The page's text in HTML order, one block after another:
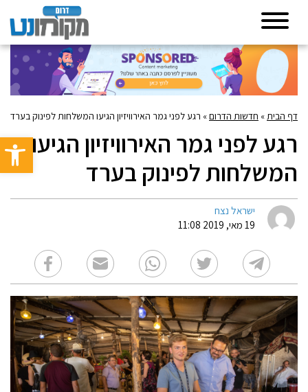
פתח
דף הבית» חדשות הדרום» רגע לפני גמר האירוויזיון הגיעו המשלחות לפינוק בערד
רגע לפני גמר האירוויזיון הגיעו
המשלחות לפינוק בערד
ישראל נצח
19 מאי, 2019 11:08